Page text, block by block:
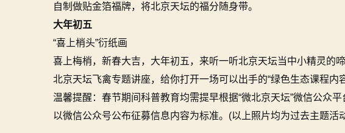
自制做贴金箔福牌，将北京天坛的福分随身带。
大年初五
“喜上梢头”衍纸画
喜上梅梢，新春大吉，大年初五，来听一听北京天坛当中小精灵的啼
北京天坛飞禽专题讲座，给你打开一场可以出手的“绿色生态课程内
温馨提醒：春节期间科普教育均需提早根据“微北京天坛”微信公众
以微信公众号公布征募信息内容为标准。(以上照片均为过去主题活